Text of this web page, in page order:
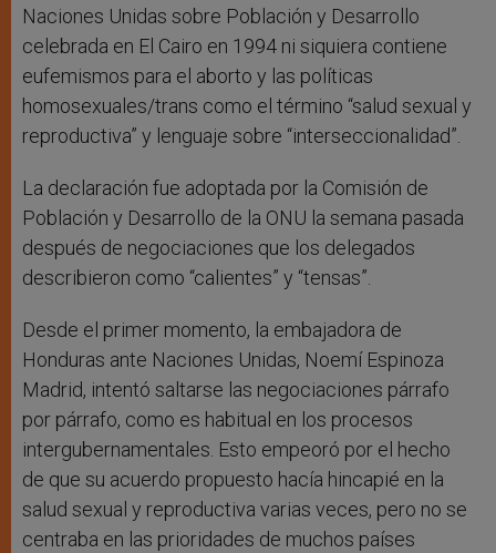
Naciones Unidas sobre Población y Desarrollo
celebrada en El Cairo en 1994 ni siquiera contiene
eufemismos para el aborto y las políticas
homosexuales/trans como el término “salud sexual y
reproductiva” y lenguaje sobre “interseccionalidad”.
La declaración fue adoptada por la Comisión de
Población y Desarrollo de la ONU la semana pasada
después de negociaciones que los delegados
describieron como “calientes” y “tensas”.
Desde el primer momento, la embajadora de
Honduras ante Naciones Unidas, Noemí Espinoza
Madrid, intentó saltarse las negociaciones párrafo
por párrafo, como es habitual en los procesos
intergubernamentales. Esto empeoró por el hecho
de que su acuerdo propuesto hacía hincapié en la
salud sexual y reproductiva varias veces, pero no se
centraba en las prioridades de muchos países